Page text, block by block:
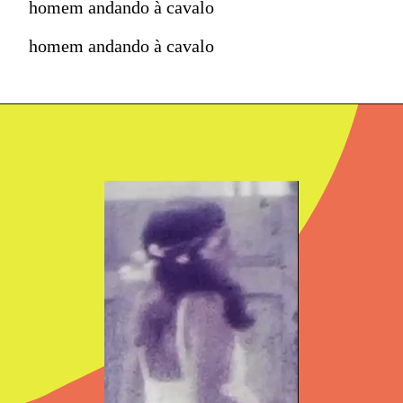
homem andando à cavalo
homem andando à cavalo